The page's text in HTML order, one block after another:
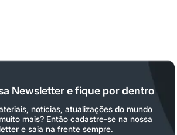
Newsletter e fique por dentro
notícias, atualizações do mundo
mais? Então cadastre-se na nossa
e saia na frente sempre.